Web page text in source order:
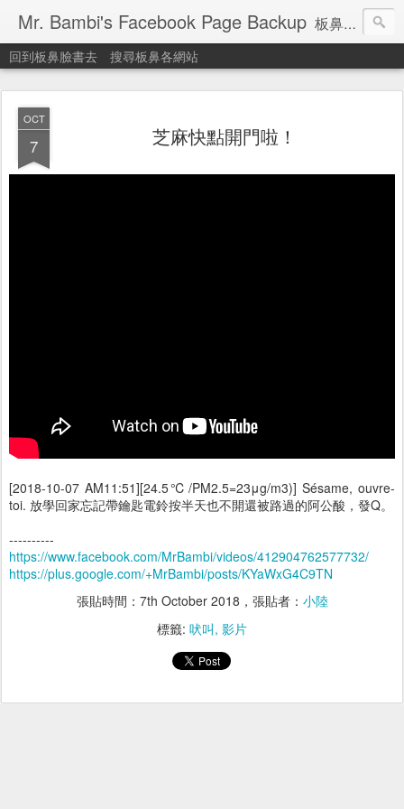
Mr. Bambi's Facebook Page Backup 板鼻臉書備份站
回到板鼻臉書去 搜尋板鼻各網站
OCT
7 芝麻快點開門啦！
[2018-10-07 AM11:51][24.5℃/PM2.5=23μg/m3)] Sésame, ouvre-
toi. 放學回家忘記帶鑰匙電鈴按半天也不開還被路過的阿公酸，發Q。
----------
https://www.facebook.com/MrBambi/videos/412904762577732/
https://plus.google.com/+MrBambi/posts/KYaWxG4C9TN
張貼時間： 7th October 2018 ，張貼者： 小陸
標籤: 吠叫 影片